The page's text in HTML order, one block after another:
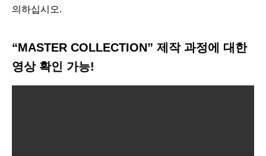
의하십시오.
“MASTER COLLECTION” 제작 과정에 대한
영상 확인 가능!